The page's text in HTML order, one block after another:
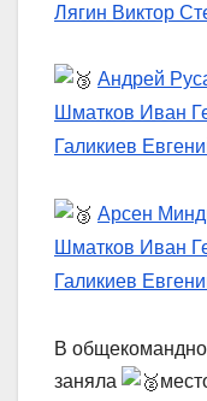
Лягин Виктор
Андрей
Шматков Иван
Галикиев
Арсен
Шматков Иван
Галикиев
В
заняла